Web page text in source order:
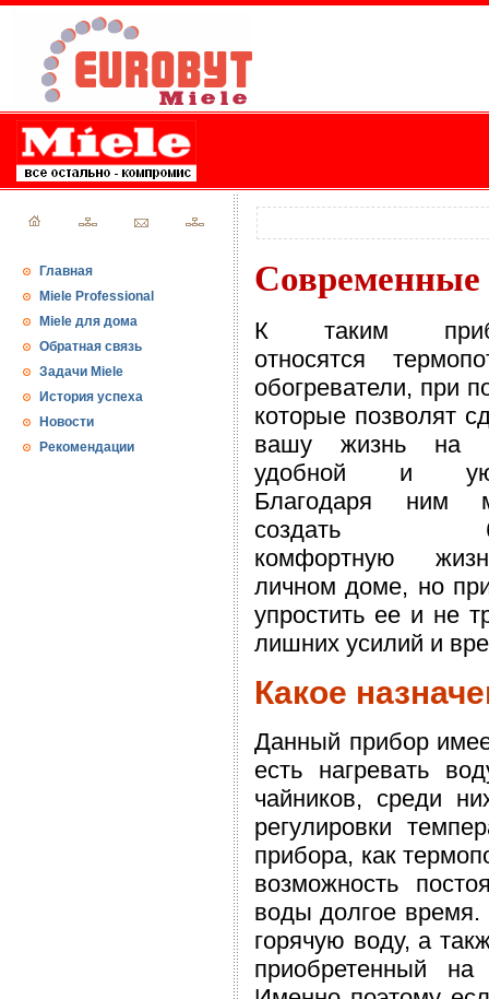
Главная
Miele Professional
Miele для дома
Обратная связь
Задачи Miele
История успеха
Новости
Рекомендации
Современные
К таким
относятся
обогреватели, при
которые позволят
вашу жизнь на
удобной и
Благодаря ним
создать
комфортную
личном доме, но
упростить ее и не
лишних усилий и
Какое
Данный прибор
есть нагревать
чайников, среди
регулировки
прибора, как
возможность
воды долгое
горячую воду, а
приобретенный